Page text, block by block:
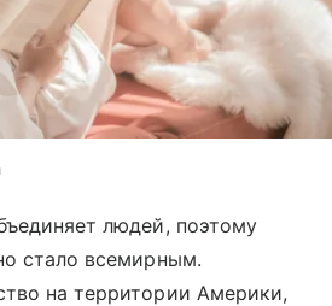
людей, поэтому
стало всемирным.
на территории Америки,